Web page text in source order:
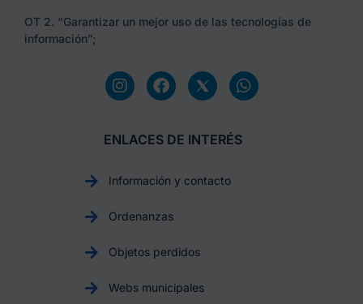
OT 2. “Garantizar un mejor uso de las tecnologías de
información”;
ENLACES DE INTERÉS
Información y contacto
Ordenanzas
Objetos perdidos
Webs municipales